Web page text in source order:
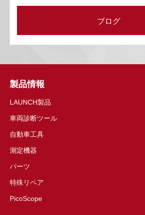
ブログ
製品情報
LAUNCH製品
車両診断ツール
自動車工具
測定機器
パーツ
特殊リペア
PicoScope